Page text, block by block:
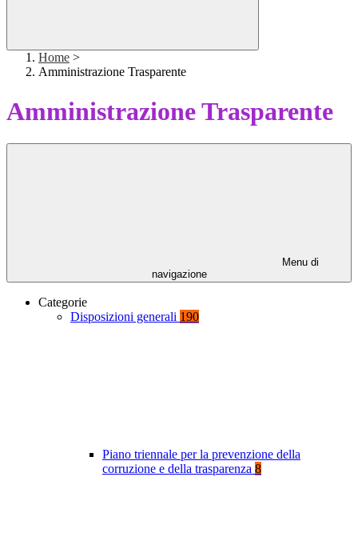
Home >
Amministrazione Trasparente
Amministrazione Trasparente
Menu di
navigazione
Categorie
Disposizioni generali 190
Piano triennale per la prevenzione della
corruzione e della trasparenza 8